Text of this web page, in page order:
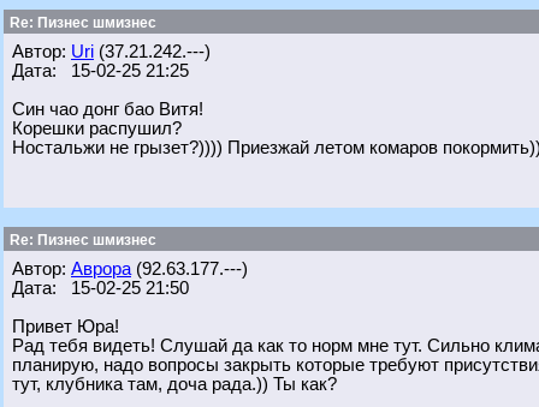
Re: Пизнес шмизнес
Автор: Uri (37.21.242.---)
Дата: 15-02-25 21:25
Син чао донг бао Витя!
Корешки распушил?
Ностальжи не грызет?)))) Приезжай летом комаров
Re: Пизнес шмизнес
Автор: Аврора (92.63.177.---)
Дата: 15-02-25 21:50
Привет Юра!
Рад тебя видеть! Слушай да как то норм мне тут. Сильно
планирую, надо вопросы закрыть которые требуют
тут, клубника там, доча рада.)) Ты как?